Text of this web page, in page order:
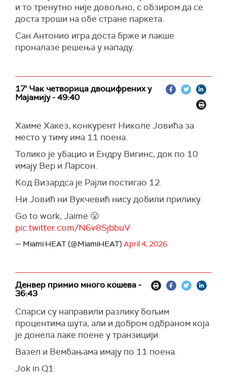
и то тренутно није довољно, с обзиром да се
доста троши на обе стране паркета.
Сан Антонио игра доста брже и лакше
проналазе решења у нападу.
17' Чак четворица двоцифрених у
Мајамију - 49:40
Хаиме Хакез, конкурент Николе Јовића за
место у тиму има 11 поена.
Толико је убацио и Ендру Вигинс, док по 10
имају Вер и Ларсон.
Код Визардса је Рајли постигао 12.
Ни Јовић ни Вукчевић нису добили прилику.
Go to work, Jaime 😤
pic.twitter.com/N6v8SjbbuV
— Miami HEAT (@MiamiHEAT) April 4, 2026
Денвер примио много кошева -
36:43
Спарси су направили разлику бољим
процентима шута, али и добром одбраном која
је донела лаке поене у транзицији.
Вазел и Вембањама имају по 11 поена.
Jok in Q1: